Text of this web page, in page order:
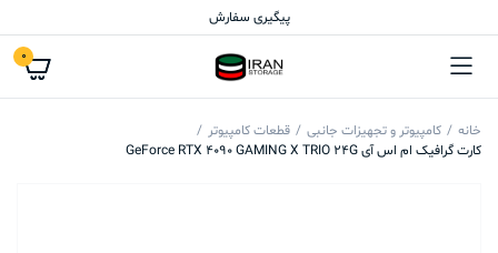
پیگیری سفارش
0
خانه کامپیوتر و تجهیزات جانبی
قطعات کامپیوتر
کارت گرافیک ام اس آی GeForce RTX 4090 GAMING X TRIO 24G